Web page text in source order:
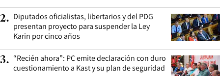
2. Diputados oficialistas, libertarios y del PDG
presentan proyecto para suspender la Ley
Karin por cinco años
3. “Recién ahora”: PC emite declaración con duro
cuestionamiento a Kast y su plan de seguridad